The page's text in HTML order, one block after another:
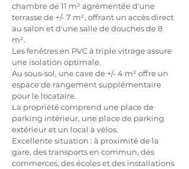
chambre de 11 m² agrémentée d'une
terrasse de +/- 7 m², offrant un accès direct
au salon et d'une salle de douches de 8
m².
Les fenêtres en PVC à triple vitrage assure
une isolation optimale.
Au sous-sol, une cave de +/- 4 m² offre un
espace de rangement supplémentaire
pour le locataire.
La propriété comprend une place de
parking intérieur, une place de parking
extérieur et un local à vélos.
Excellente situation : à proximité de la
gare, des transports en commun, des
commerces, des écoles et des installations